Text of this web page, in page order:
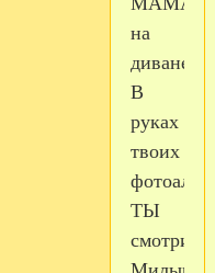
на
диване
В
руках
твоих
ТЫ
смотришь